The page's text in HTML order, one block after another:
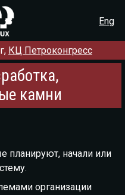
Eng
КЦ Петроконгресс
камни
планируют, начали или
организации